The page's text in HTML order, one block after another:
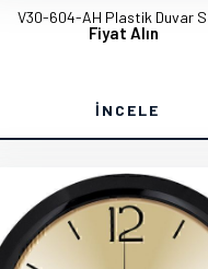
V30-604-AH Plastik Duvar
Fiyat Alın
İNCELE